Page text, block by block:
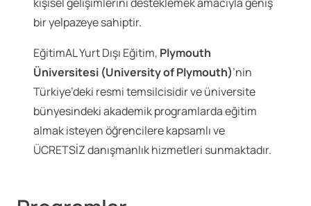
bir yelpazeye sahiptir.
EğitimAL Yurt Dışı Eğitim, Plymouth
Üniversitesi (University of Plymouth)’nin
Türkiye’deki resmi temsilcisidir ve üniversite
bünyesindeki akademik programlarda eğitim
almak isteyen öğrencilere kapsamlı ve
ÜCRETSİZ danışmanlık hizmetleri sunmaktadır.